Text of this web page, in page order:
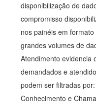
disponibilização de
compromisso
nos painéis em
grandes volumes de
Atendimento evidencia
demandados e
podem ser filtradas
Conhecimento e